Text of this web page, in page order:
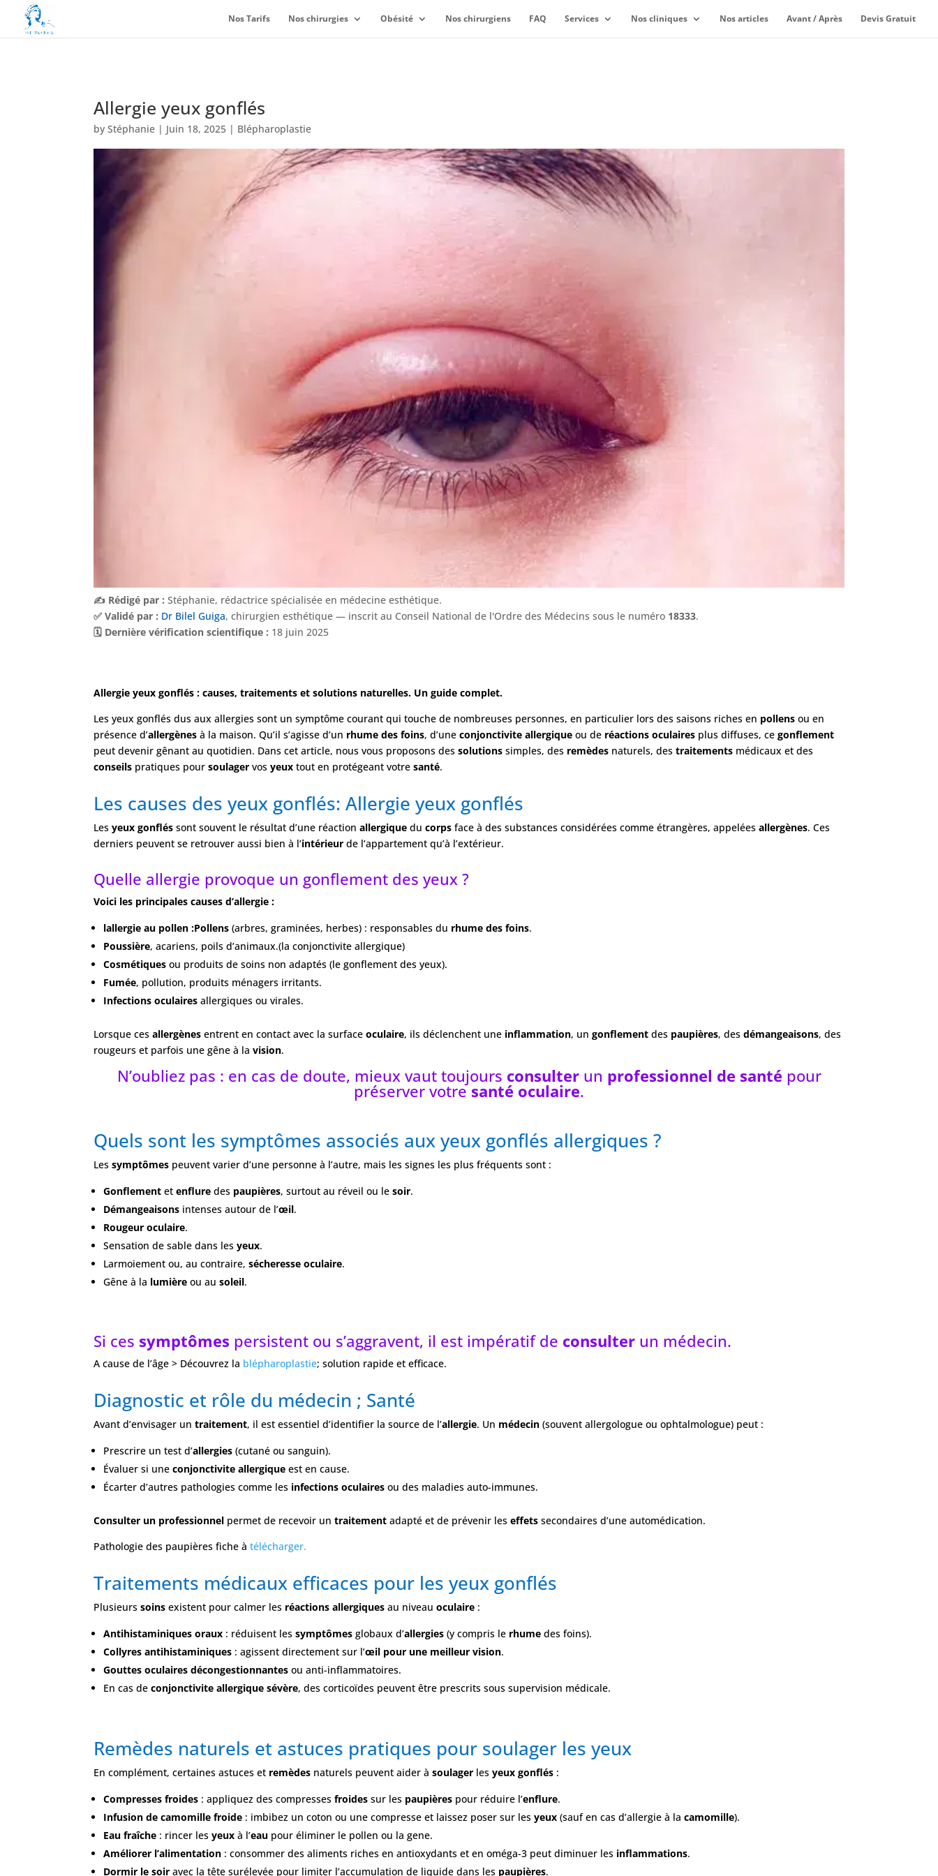
Nos Tarifs Nos chirurgies Obésité Nos chirurgiens FAQ Services Nos cliniques Nos articles Avant / Après Devis Gratuit
Allergie yeux gonflés
byStéphanie | Juin 18, 2025 | Blépharoplastie
✍️ Rédigé par : Stéphanie, rédactrice spécialisée en médecine esthétique.
✅ Validé par : Dr Bilel Guiga, chirurgien esthétique — inscrit au Conseil National de l'Ordre des Médecins sous le numéro 18333.
🗓️ Dernière vérification scientifique : 18 juin 2025
Allergie yeux gonflés : causes, traitements et solutions naturelles. Un guide complet.
Les yeux gonflés dus aux allergies sont un symptôme courant qui touche de nombreuses personnes, en particulier lors des saisons riches en pollens ou en
présence d’allergènes à la maison. Qu’il s’agisse d’un rhume des foins, d’uneconjonctivite allergique ou de réactions oculaires plus diffuses, cegonflement
peut devenir gênant au quotidien. Dans cet article, nous vous proposons dessolutions simples, des remèdes naturels, destraitements médicaux et des
conseils pratiques poursoulager vosyeux tout en protégeant votresanté.
Les causes des yeux gonflés: Allergie yeux gonflés
Lesyeux gonflés sont souvent le résultat d’une réactionallergique ducorps face à des substances considérées comme étrangères, appeléesallergènes. Ces
derniers peuvent se retrouver aussi bien à l’intérieur de l’appartement qu’à l’extérieur.
Quelle allergie provoque un gonflement des yeux ?
Voici les principales causes d’allergie :
lallergie au pollen :Pollens (arbres, graminées, herbes) : responsables du rhume des foins.
Poussière, acariens, poils d’animaux.(la conjonctivite allergique)
Cosmétiques ou produits de soins non adaptés (le gonflement des yeux).
Fumée, pollution, produits ménagers irritants.
Infections oculaires allergiques ou virales.
Lorsque cesallergènes entrent en contact avec la surfaceoculaire, ils déclenchent une inflammation, ungonflement des paupières, desdémangeaisons, des
rougeurs et parfois une gêne à lavision.
N’oubliez pas : en cas de doute, mieux vaut toujours consulterun professionnel de santé pour
préserver votresanté oculaire.
Quels sont les symptômes associés aux yeux gonflés allergiques ?
Lessymptômes peuvent varier d’une personne à l’autre, mais les signes les plus fréquents sont :
Gonflement etenflure des paupières, surtout au réveil ou lesoir.
Démangeaisons intenses autour de l’œil.
Rougeur oculaire.
Sensation de sable dans lesyeux.
Larmoiement ou, au contraire,sécheresse oculaire.
Gêne à la lumière ou ausoleil.
Si ces symptômes persistent ou s’aggravent, il est impératif de consulter un médecin.
A cause de l’âge > Découvrez la blépharoplastie; solution rapide et efficace.
Diagnostic et rôle du médecin ; Santé
Avant d’envisager untraitement, il est essentiel d’identifier la source de l’allergie. Un médecin (souvent allergologue ou ophtalmologue) peut :
Prescrire un test d’allergies (cutané ou sanguin).
Évaluer si uneconjonctivite allergique est en cause.
Écarter d’autres pathologies comme les infections oculaires ou des maladies auto-immunes.
Consulter un professionnel permet de recevoir untraitement adapté et de prévenir leseffets secondaires d’une automédication.
Pathologie des paupières fiche à télécharger.
Traitements médicaux efficaces pour les yeux gonflés
Plusieurssoins existent pour calmer les réactions allergiques au niveauoculaire :
Antihistaminiques oraux : réduisent lessymptômes globaux d’allergies (y compris le rhume des foins).
Collyres antihistaminiques : agissent directement sur l’œil pour une meilleur vision.
Gouttes oculaires décongestionnantes ou anti-inflammatoires.
En cas deconjonctivite allergique sévère, des corticoïdes peuvent être prescrits sous supervision médicale.
Remèdes naturels et astuces pratiques pour soulager les yeux
En complément, certaines astuces et remèdes naturels peuvent aider àsoulager lesyeux gonflés :
Compresses froides : appliquez des compressesfroides sur les paupières pour réduire l’enflure.
Infusion de camomille froide : imbibez un coton ou une compresse et laissez poser sur lesyeux (sauf en cas d’allergie à lacamomille).
Eau fraîche : rincer lesyeux à l’eau pour éliminer le pollen ou la gene.
Améliorer l’alimentation : consommer des aliments riches en antioxydants et en oméga-3 peut diminuer les inflammations.
Dormir le soir avec la tête surélevée pour limiter l’accumulation de liquide dans les paupières.